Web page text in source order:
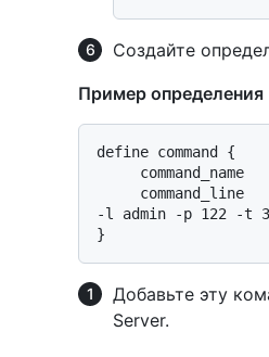
Создайте
Пример определения
define command {
-l admin -p 122 -t
Добавьте эту
Server.